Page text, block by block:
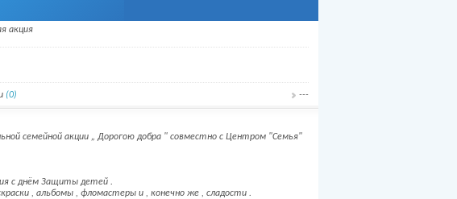
акция
---
(0)
семейной акции „ Дорогою добра " совместно с Центром "Семья"
с днём Защиты детей .
, альбомы , фломастеры и , конечно же , сладости .